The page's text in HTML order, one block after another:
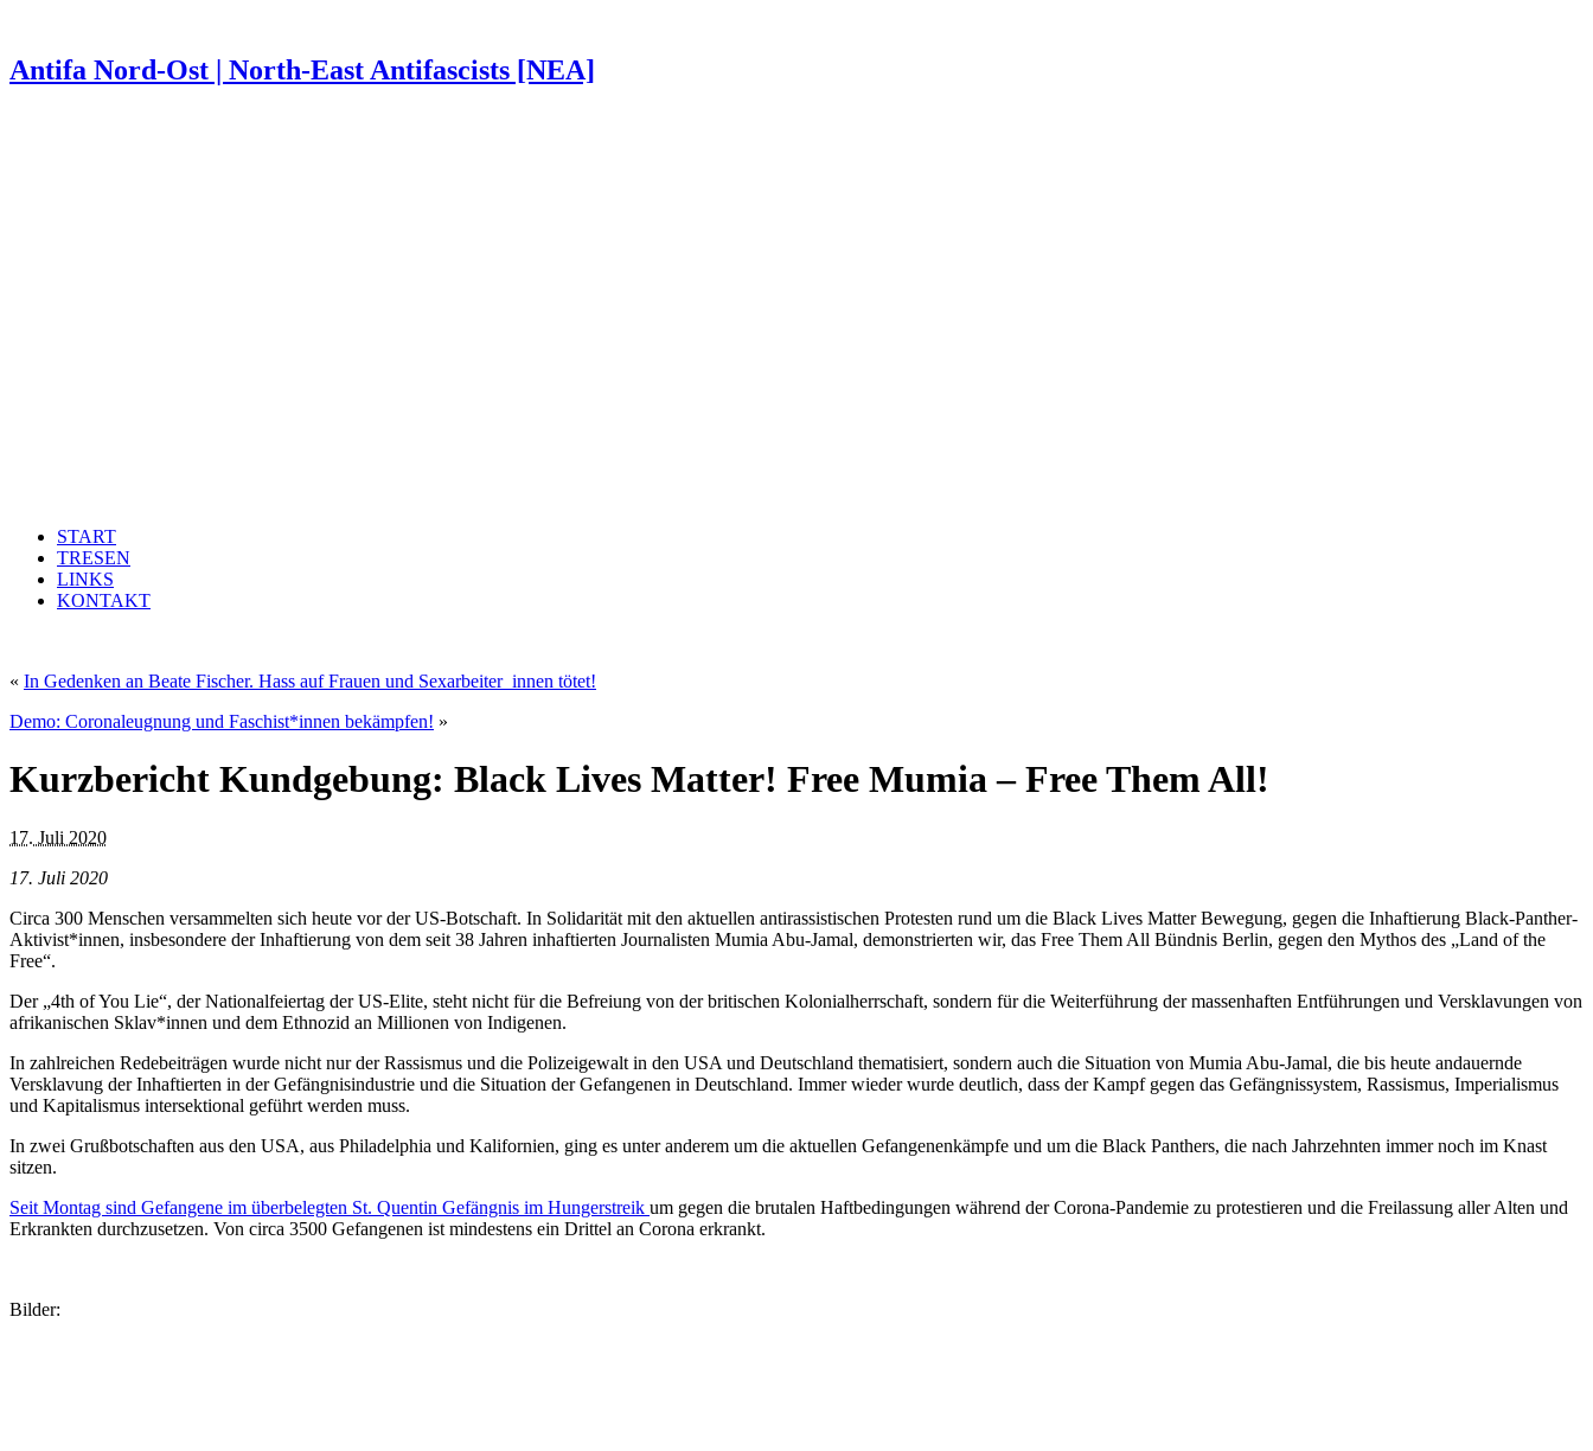
Antifa Nord-Ost | North-East Antifascists [NEA]
START
TRESEN
LINKS
KONTAKT
« In Gedenken an Beate Fischer. Hass auf Frauen und Sexarbeiter_innen tötet!
Demo: Coronaleugnung und Faschist*innen bekämpfen! »
Kurzbericht Kundgebung: Black Lives Matter! Free Mumia – Free Them All!
17. Juli 2020
17. Juli 2020
Circa 300 Menschen versammelten sich heute vor der US-Botschaft. In Solidarität mit den aktuellen antirassistischen Protesten rund um die Black Lives Matter Bewegung, gegen die Inhaftierung Black-Panther-
Aktivist*innen, insbesondere der Inhaftierung von dem seit 38 Jahren inhaftierten Journalisten Mumia Abu-Jamal, demonstrierten wir, das Free Them All Bündnis Berlin, gegen den Mythos des „Land of the
Free“.
Der „4th of You Lie“, der Nationalfeiertag der US-Elite, steht nicht für die Befreiung von der britischen Kolonialherrschaft, sondern für die Weiterführung der massenhaften Entführungen und Versklavungen von
afrikanischen Sklav*innen und dem Ethnozid an Millionen von Indigenen.
In zahlreichen Redebeiträgen wurde nicht nur der Rassismus und die Polizeigewalt in den USA und Deutschland thematisiert, sondern auch die Situation von Mumia Abu-Jamal, die bis heute andauernde
Versklavung der Inhaftierten in der Gefängnisindustrie und die Situation der Gefangenen in Deutschland. Immer wieder wurde deutlich, dass der Kampf gegen das Gefängnissystem, Rassismus, Imperialismus
und Kapitalismus intersektional geführt werden muss.
In zwei Grußbotschaften aus den USA, aus Philadelphia und Kalifornien, ging es unter anderem um die aktuellen Gefangenenkämpfe und um die Black Panthers, die nach Jahrzehnten immer noch im Knast
sitzen.
Seit Montag sind Gefangene im überbelegten St. Quentin Gefängnis im Hungerstreik um gegen die brutalen Haftbedingungen während der Corona-Pandemie zu protestieren und die Freilassung aller Alten und
Erkrankten durchzusetzen. Von circa 3500 Gefangenen ist mindestens ein Drittel an Corona erkrankt.
Bilder: